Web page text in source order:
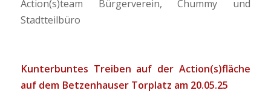
Action(s)team Bürgerverein, Chummy und
Stadtteilbüro
Kunterbuntes Treiben auf der Action(s)fläche
auf dem Betzenhauser Torplatz am 20.05.25